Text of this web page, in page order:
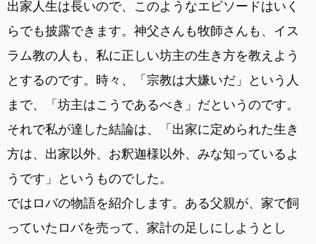
出家人生は長いので、このようなエピソードはいく
らでも披露できます。神父さんも牧師さんも、イス
ラム教の人も、私に正しい坊主の生き方を教えよう
とするのです。時々、「宗教は大嫌いだ」という人
まで、「坊主はこうであるべき」だというのです。
それで私が達した結論は、「出家に定められた生き
方は、出家以外、お釈迦様以外、みな知っているよ
うです」というものでした。
ではロバの物語を紹介します。ある父親が、家で飼
っていたロバを売って、家計の足しにしようとし